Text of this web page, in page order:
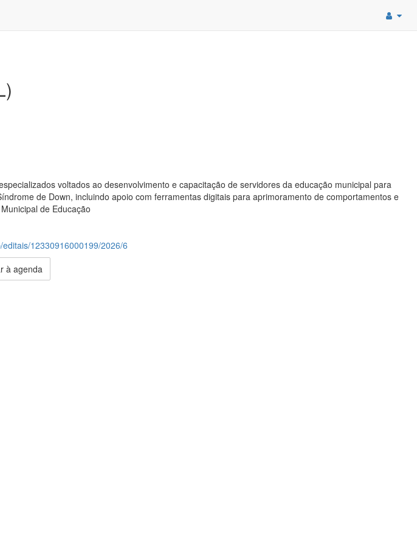
voltados ao desenvolvimento e capacitação de servidores da educação municipal para
de Down, incluindo apoio com ferramentas digitais para aprimoramento de comportamentos e
de Educação
12330916000199/2026/6
à agenda